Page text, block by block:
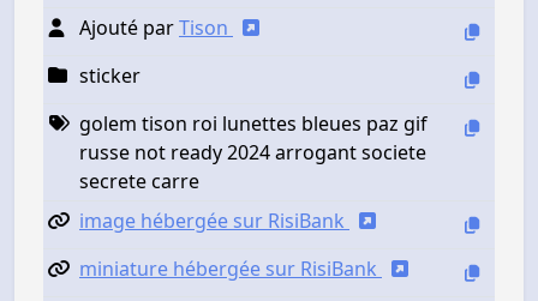
Ajouté parTison
sticker
golem tison roi lunettes bleues paz gif
russe not ready 2024 arrogant societe
secrete carre
image hébergée sur RisiBank
miniature hébergée sur RisiBank